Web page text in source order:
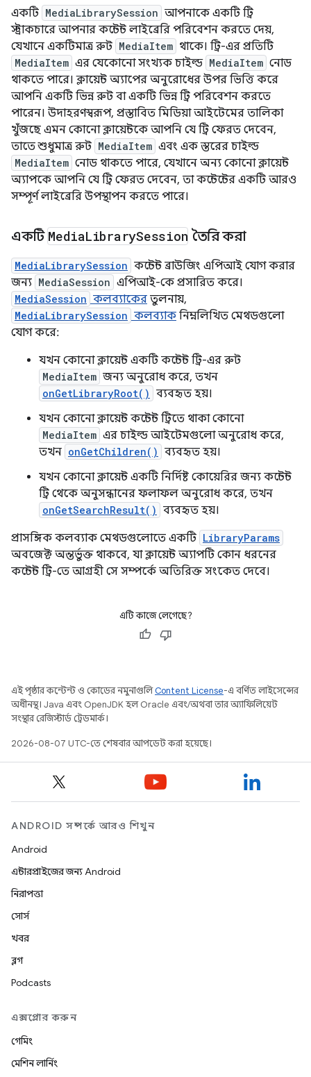
একটি MediaLibrarySession আপনাকে একটি ট্রি
স্ট্রাকচারে আপনার কন্টেন্ট লাইব্রেরি পরিবেশন করতে দেয়,
যেখানে একটিমাত্র রুট MediaItem থাকে। ট্রি-এর প্রতিটি
MediaItem এর যেকোনো সংখ্যক চাইল্ড MediaItem নোড
থাকতে পারে। ক্লায়েন্ট অ্যাপের অনুরোধের উপর ভিত্তি করে
আপনি একটি ভিন্ন রুট বা একটি ভিন্ন ট্রি পরিবেশন করতে
পারেন। উদাহরণস্বরূপ, প্রস্তাবিত মিডিয়া আইটেমের তালিকা
খুঁজছে এমন কোনো ক্লায়েন্টকে আপনি যে ট্রি ফেরত দেবেন,
তাতে শুধুমাত্র রুট MediaItem এবং এক স্তরের চাইল্ড
MediaItem নোড থাকতে পারে, যেখানে অন্য কোনো ক্লায়েন্ট
অ্যাপকে আপনি যে ট্রি ফেরত দেবেন, তা কন্টেন্টের একটি আরও
সম্পূর্ণ লাইব্রেরি উপস্থাপন করতে পারে।
একটি MediaLibrarySession তৈরি করা
MediaLibrarySession কন্টেন্ট ব্রাউজিং এপিআই যোগ করার
জন্য MediaSession এপিআই-কে প্রসারিত করে।
MediaSession কলব্যাকের তুলনায়,
MediaLibrarySession কলব্যাক নিম্নলিখিত মেথডগুলো
যোগ করে:
যখন কোনো ক্লায়েন্ট একটি কন্টেন্ট ট্রি-এর রুট
MediaItem জন্য অনুরোধ করে, তখন
onGetLibraryRoot() ব্যবহৃত হয়।
যখন কোনো ক্লায়েন্ট কন্টেন্ট ট্রিতে থাকা কোনো
MediaItem এর চাইল্ড আইটেমগুলো অনুরোধ করে,
তখন onGetChildren() ব্যবহৃত হয়।
যখন কোনো ক্লায়েন্ট একটি নির্দিষ্ট কোয়েরির জন্য কন্টেন্ট
ট্রি থেকে অনুসন্ধানের ফলাফল অনুরোধ করে, তখন
onGetSearchResult() ব্যবহৃত হয়।
প্রাসঙ্গিক কলব্যাক মেথডগুলোতে একটি LibraryParams
অবজেক্ট অন্তর্ভুক্ত থাকবে, যা ক্লায়েন্ট অ্যাপটি কোন ধরনের
কন্টেন্ট ট্রি-তে আগ্রহী সে সম্পর্কে অতিরিক্ত সংকেত দেবে।
এটি কাজে লেগেছে?
এই পৃষ্ঠার কন্টেন্ট ও কোডের নমুনাগুলিContent License-এ বর্ণিত লাইসেন্সের
অধীনস্থ। Java এবং OpenJDK হল Oracle এবং/অথবা তার অ্যাফিলিয়েট
সংস্থার রেজিস্টার্ড ট্রেডমার্ক।
2026-08-07 UTC-তে শেষবার আপডেট করা হয়েছে।
ANDROID সম্পর্কে আরও শিখুন
Android
এন্টারপ্রাইজের জন্য Android
নিরাপত্তা
সোর্স
খবর
ব্লগ
Podcasts
এক্সপ্লোর করুন
গেমিং
মেশিন লার্নিং